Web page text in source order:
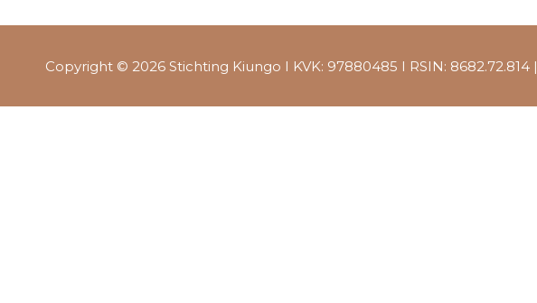
Copyright © 2026 Stichting Kiungo I KVK: 97880485 I RSIN: 8682.72.814 |